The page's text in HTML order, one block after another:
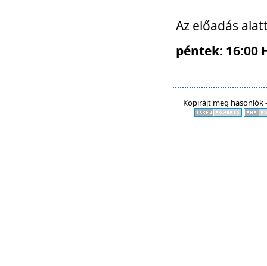
Az előadás
péntek: 16:00
Kopirájt meg hasonlók